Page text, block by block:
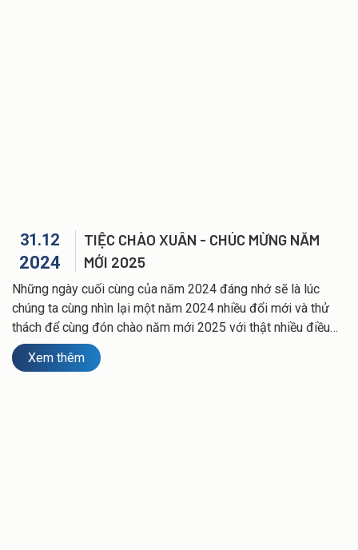
31.12
2024
TIỆC CHÀO XUÂN - CHÚC MỪNG NĂM
MỚI 2025
Những ngày cuối cùng của năm 2024 đáng nhớ sẽ là lúc
chúng ta cùng nhìn lại một năm 2024 nhiều đổi mới và thử
thách để cùng đón chào năm mới 2025 với thật nhiều điều
tốt đẹp và hy vọng mới.!
Xem thêm